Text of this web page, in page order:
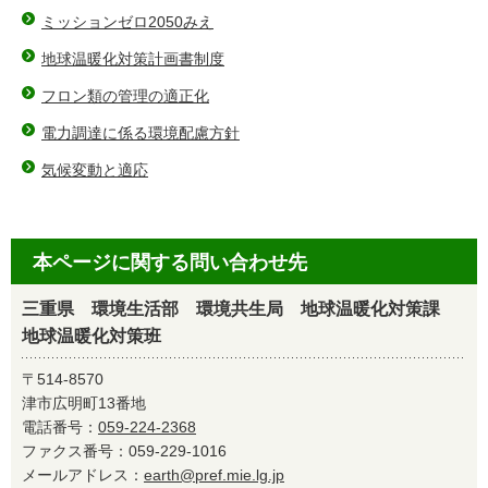
ミッションゼロ2050みえ
地球温暖化対策計画書制度
フロン類の管理の適正化
電力調達に係る環境配慮方針
気候変動と適応
本ページに関する問い合わせ先
三重県 環境生活部 環境共生局 地球温暖化対策課
地球温暖化対策班
〒514-8570
津市広明町13番地
電話番号： 059-224-2368
ファクス番号：059-229-1016
メールアドレス： earth@pref.mie.lg.jp